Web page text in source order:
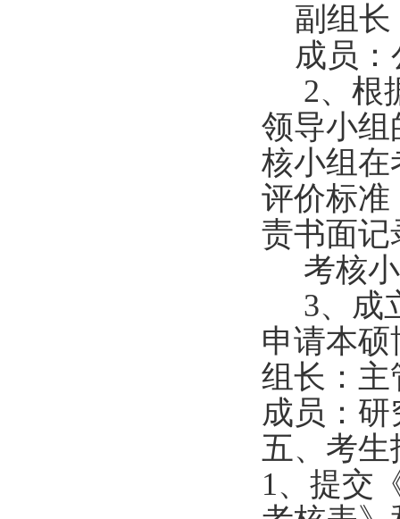
副组
成员
2、根
领导小组
核小组在
评价标准
责书面记
考核
3、成
申请本
组长：主
成员：
五、考生
1、提交